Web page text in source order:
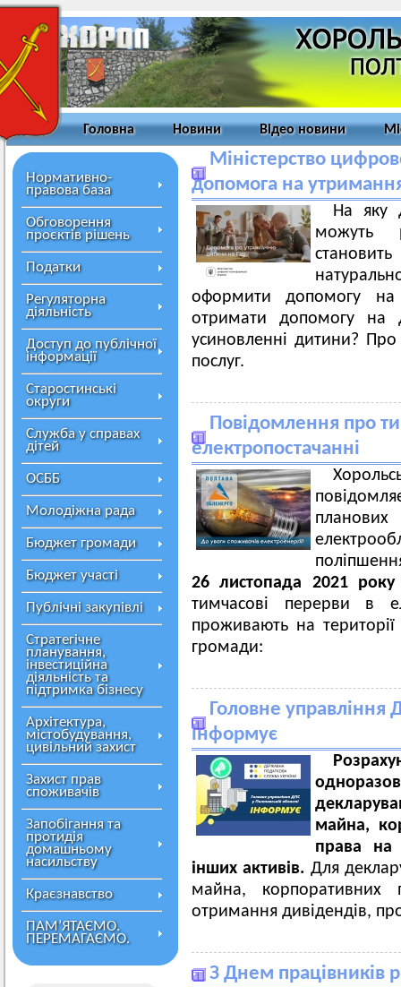
Головна Новини Відео новини
Нормативно-
правова база
Обговорення
проєктів рішень
Податки
Регуляторна
діяльність
Доступ до публічної
інформації
Старостинські
округи
Служба у справах
дітей
ОСББ
Молодіжна рада
Бюджет громади
Бюджет участі
Публічні закупівлі
Стратегічне
планування,
інвестиційна
діяльність та
підтримка бізнесу
Архітектура,
містобудування,
цивільний захист
Захист прав
споживачів
Запобігання та
протидія
домашньому
насильству
Краєзнавство
ПАМ’ЯТАЄМО.
ПЕРЕМАГАЄМО.
Міністерство
допомога на
На яку
можуть
оформити допомогу на
отримати допомогу на
усиновленні дитини? Про
послуг.
Повідомлення про
електропостачанні
26 листопада 2021 року
тимчасові перерви в
проживають на території
громади:
Головне управління
інформує
майна,
права на
інших активів. Для
майна, корпоративних
отримання дивідендів,
З Днем працівників